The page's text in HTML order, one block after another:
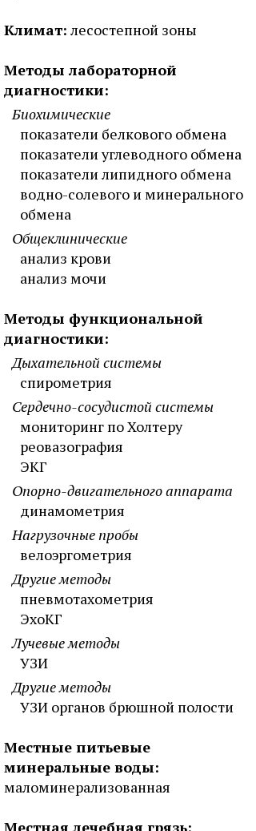
Климат: лесостепной зоны
Методы лабораторной
диагностики:
Биохимические
показатели белкового обмена
показатели углеводного обмена
показатели липидного обмена
водно-солевого и минерального
обмена
Общеклинические
анализ крови
анализ мочи
Методы функциональной
диагностики:
Дыхательной системы
спирометрия
Сердечно-сосудистой системы
мониторинг по Холтеру
реовазография
ЭКГ
Опорно-двигательного аппарата
динамометрия
Нагрузочные пробы
велоэргометрия
Другие методы
пневмотахометрия
ЭхоКГ
Лучевые методы
УЗИ
Другие методы
УЗИ органов брюшной полости
Местные питьевые
минеральные воды:
маломинерализованная
Местная лечебная грязь: